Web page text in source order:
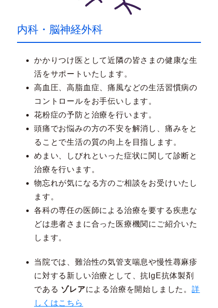
内科・脳神経外科
かかりつけ医として近隣の皆さまの健康な生
活をサポートいたします。
高血圧、高脂血症、痛風などの生活習慣病の
コントロールをお手伝いします。
花粉症の予防と治療を行います。
頭痛でお悩みの方の不安を解消し、痛みをと
ることで生活の質の向上を目指します。
めまい、しびれといった症状に関して診断と
治療を行います。
物忘れが気になる方のご相談をお受けいたし
ます。
各科の専任の医師による治療を要する疾患な
どは患者さまに合った医療機関にご紹介いた
します。
当院では、難治性の気管支喘息や慢性蕁麻疹
に対する新しい治療として、抗IgE抗体製剤
である ゾレアによる治療を開始しました。詳
しくはこちら